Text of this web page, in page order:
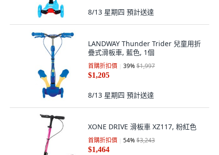
8/13 星期四 預計送達
LANDWAY Thunder Trider 兒童用折
疊式滑板車, 藍色, 1個
首購折扣價 39%$1,997
$1,205
8/13 星期四 預計送達
XONE DRIVE 滑板車 XZ117, 粉紅色
首購折扣價 54%$3,243
$1,464